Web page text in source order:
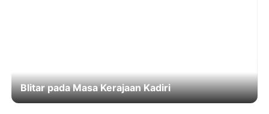
Blitar pada Masa Kerajaan Kadiri